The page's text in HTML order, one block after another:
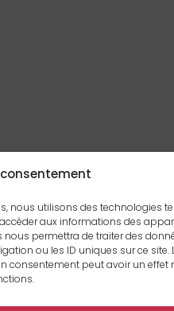
nous utilisons des technologies
aux informations des
permettra de traiter des
ou les ID uniques sur ce site.
consentement peut avoir un effet